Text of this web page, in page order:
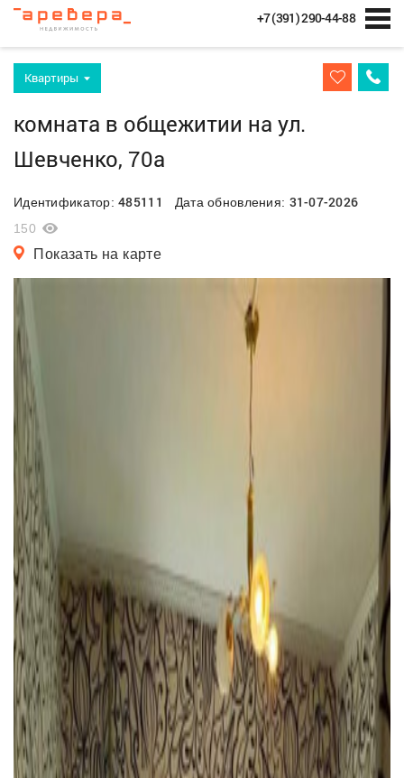
+7 (391) 290-44-88
Квартиры
комната в общежитии на ул.
Шевченко, 70а
Идентификатор:485111 Дата обновления: 31-07-2026
150
Показать на карте